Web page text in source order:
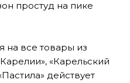
простуд на пике
на все товары из
«Карельский
действует